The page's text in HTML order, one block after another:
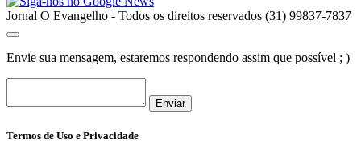
Jornal O Evangelho - Todos os direitos reservados (31) 99837-7837
Envie sua mensagem, estaremos respondendo assim que possível ; )
Enviar
Termos de Uso e Privacidade